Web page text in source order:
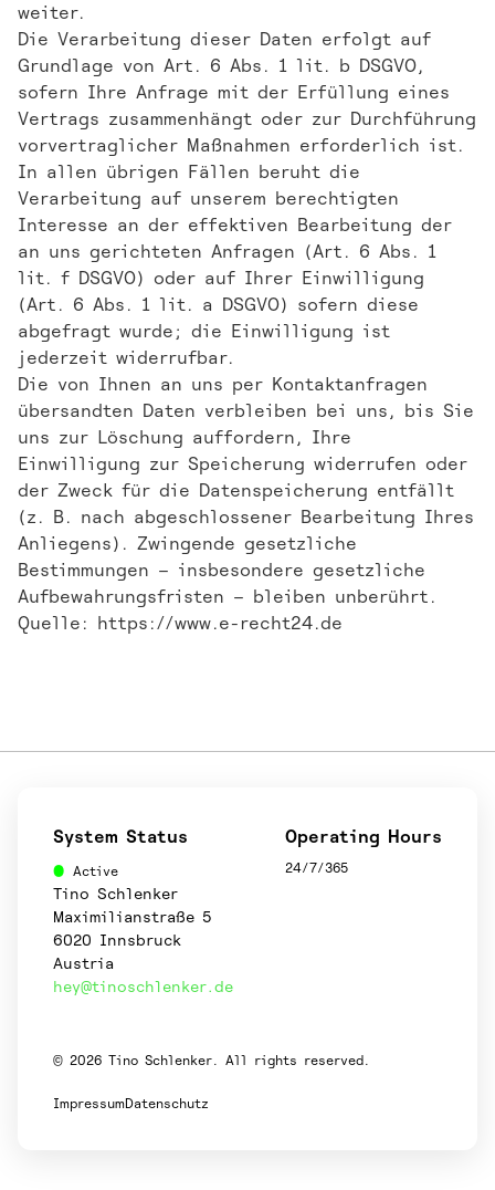
weiter.
Die Verarbeitung dieser Daten erfolgt auf
Grundlage von Art. 6 Abs. 1 lit. b DSGVO,
sofern Ihre Anfrage mit der Erfüllung eines
Vertrags zusammenhängt oder zur Durchführung
vorvertraglicher Maßnahmen erforderlich ist.
In allen übrigen Fällen beruht die
Verarbeitung auf unserem berechtigten
Interesse an der effektiven Bearbeitung der
an uns gerichteten Anfragen (Art. 6 Abs. 1
lit. f DSGVO) oder auf Ihrer Einwilligung
(Art. 6 Abs. 1 lit. a DSGVO) sofern diese
abgefragt wurde; die Einwilligung ist
jederzeit widerrufbar.
Die von Ihnen an uns per Kontaktanfragen
übersandten Daten verbleiben bei uns, bis Sie
uns zur Löschung auffordern, Ihre
Einwilligung zur Speicherung widerrufen oder
der Zweck für die Datenspeicherung entfällt
(z. B. nach abgeschlossener Bearbeitung Ihres
Anliegens). Zwingende gesetzliche
Bestimmungen – insbesondere gesetzliche
Aufbewahrungsfristen – bleiben unberührt.
Quelle: https://www.e-recht24.de
System Status
Active
Operating Hours
24/7/365
Tino Schlenker
Maximilianstraße 5
6020 Innsbruck
Austria
hey@tinoschlenker.de
© 2026 Tino Schlenker. All rights reserved.
ImpressumDatenschutz